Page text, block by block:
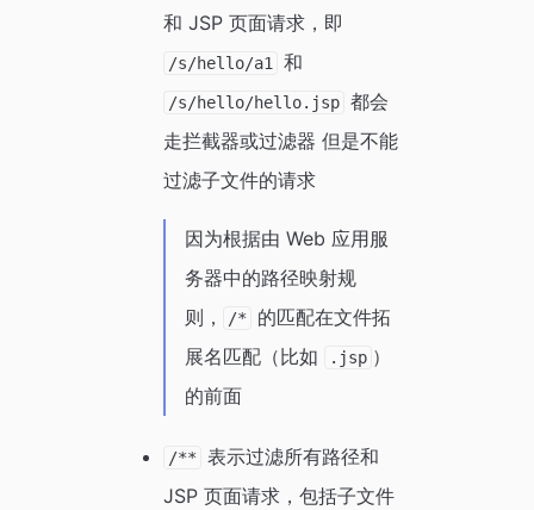
和 JSP 页面请求，即
/s/hello/a1 和
/s/hello/hello.jsp 都会
走拦截器或过滤器 但是不能
过滤子文件的请求
因为根据由 Web 应用服
务器中的路径映射规
则，
/*
的匹配在文件拓
展名匹配（比如
.jsp ）
的前面
/**
表示过滤所有路径和
JSP 页面请求，包括子文件